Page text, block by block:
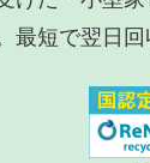
短で翌日回